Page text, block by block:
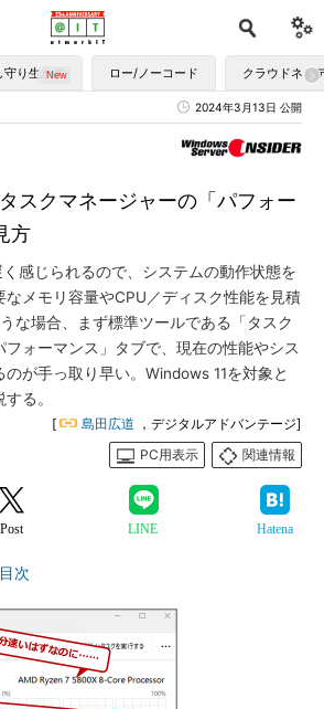
守り生かす ロー/ノーコード クラウドネイ
2024年3月13日 公開
スクマネージャーの「パフォー
方
感じられるので、システムの動作状態を
なメモリ容量やCPU／ディスク性能を見積
な場合、まず標準ツールである「タスク
フォーマンス」タブで、現在の性能やシス
が手っ取り早い。Windows 11を対象と
る。
[ 島田広道 ，デジタルアドバンテージ]
PC用表示
関連情報
Post LINE Hatena
次